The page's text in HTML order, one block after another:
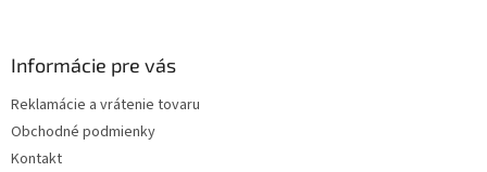
Informácie pre vás
Reklamácie a vrátenie tovaru
Obchodné podmienky
Kontakt